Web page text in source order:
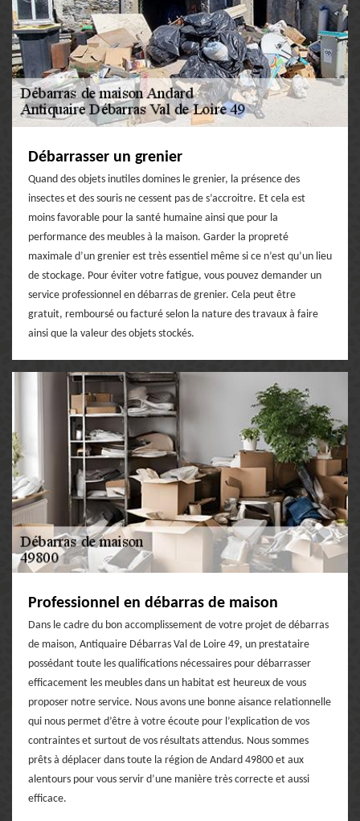
Débarrasser un grenier
Quand des objets inutiles domines le grenier, la présence des
insectes et des souris ne cessent pas de s’accroitre. Et cela est
moins favorable pour la santé humaine ainsi que pour la
performance des meubles à la maison. Garder la propreté
maximale d’un grenier est très essentiel même si ce n’est qu’un lieu
de stockage. Pour éviter votre fatigue, vous pouvez demander un
service professionnel en débarras de grenier. Cela peut être
gratuit, remboursé ou facturé selon la nature des travaux à faire
ainsi que la valeur des objets stockés.
Professionnel en débarras de maison
Dans le cadre du bon accomplissement de votre projet de débarras
de maison, Antiquaire Débarras Val de Loire 49, un prestataire
possédant toute les qualifications nécessaires pour débarrasser
efficacement les meubles dans un habitat est heureux de vous
proposer notre service. Nous avons une bonne aisance relationnelle
qui nous permet d’être à votre écoute pour l’explication de vos
contraintes et surtout de vos résultats attendus. Nous sommes
prêts à déplacer dans toute la région de Andard 49800 et aux
alentours pour vous servir d’une manière très correcte et aussi
efficace.